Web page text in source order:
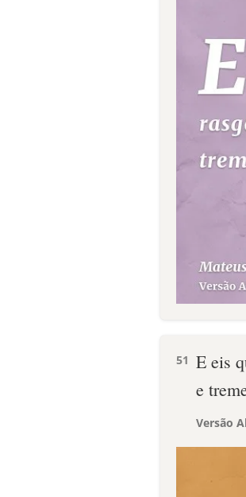
51 E eis
e
Versão